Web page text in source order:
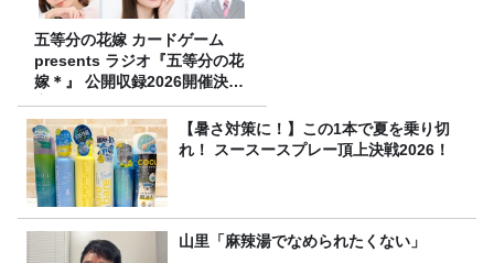
五等分の花嫁 カードゲーム
presents ラジオ『五等分の花
嫁＊』 公開収録2026開催決
定！
【暑さ対策に！】この1本で夏を乗り切
れ！ スースースプレー頂上決戦2026！
山里「麻辣湯でなめられたくない」